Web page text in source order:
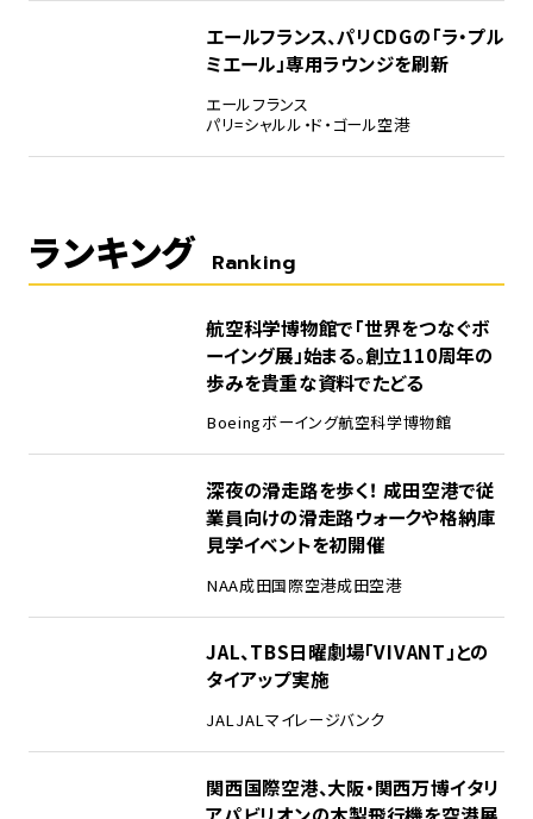
エールフランス、パリCDGの「ラ・プル
ミエール」専用ラウンジを刷新
エールフランス
パリ=シャルル・ド・ゴール空港
ランキング Ranking
航空科学博物館で「世界をつなぐボ
ーイング展」始まる。創立110周年の
歩みを貴重な資料でたどる
Boeingボーイング航空科学博物館
深夜の滑走路を歩く！ 成田空港で従
業員向けの滑走路ウォークや格納庫
見学イベントを初開催
NAA成田国際空港成田空港
JAL、TBS日曜劇場「VIVANT」との
タイアップ実施
JALJALマイレージバンク
関西国際空港、大阪・関西万博イタリ